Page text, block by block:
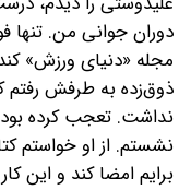
دوران جوانی من.
مجله «دنیای ورزش»
ذوق‌زده به طرفش رفتم
نداشت. تعجب کرده
نشستم. از او خواستم
برایم امضا کند و این